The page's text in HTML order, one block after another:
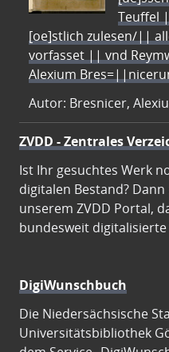
Teuffel
[oe]stlich zulesen/||
vorfasset || vnd
Alexium
Autor: Bresnicer,
ZVDD - Zentrales
Ist Ihr gesuchtes Werk
digitalen Bestand?
unserem ZVDD Portal,
bundesweit
DigiWunschbuch
Die Niedersächsische
Universitätsbibliothek